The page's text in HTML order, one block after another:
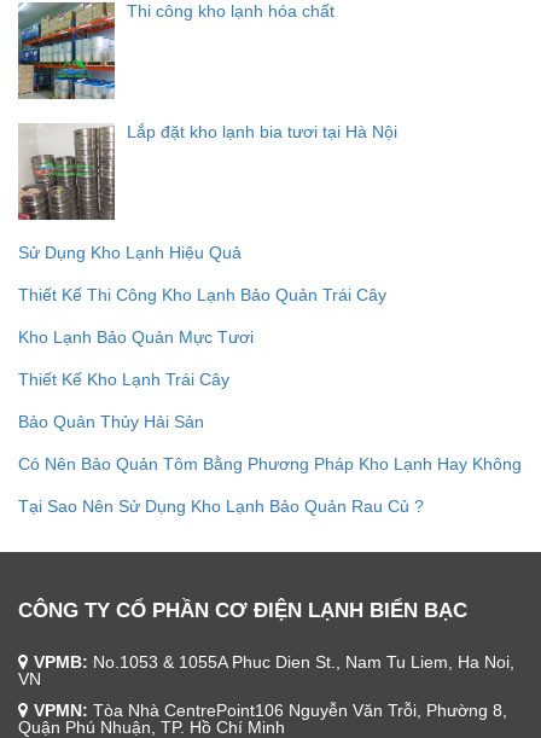
Thi công kho lạnh hóa chất
Lắp đặt kho lạnh bia tươi tại Hà Nội
Sử Dụng Kho Lạnh Hiệu Quả
Thiết Kế Thi Công Kho Lạnh Bảo Quản Trái Cây
Kho Lạnh Bảo Quản Mực Tươi
Thiết Kế Kho Lạnh Trái Cây
Bảo Quản Thủy Hải Sản
Có Nên Bảo Quản Tôm Bằng Phương Pháp Kho Lạnh Hay Không
Tại Sao Nên Sử Dụng Kho Lạnh Bảo Quản Rau Củ ?
CÔNG TY CỔ PHẦN CƠ ĐIỆN LẠNH BIỂN BẠC
VPMB: No.1053 & 1055A Phuc Dien St., Nam Tu Liem, Ha Noi,
VN
VPMN: Tòa Nhà CentrePoint106 Nguyễn Văn Trỗi, Phường 8,
Quận Phú Nhuận, TP. Hồ Chí Minh